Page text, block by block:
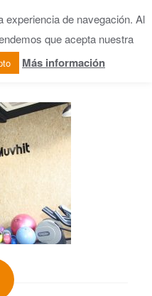
experiencia de navegación. Al
que acepta nuestra
Más información